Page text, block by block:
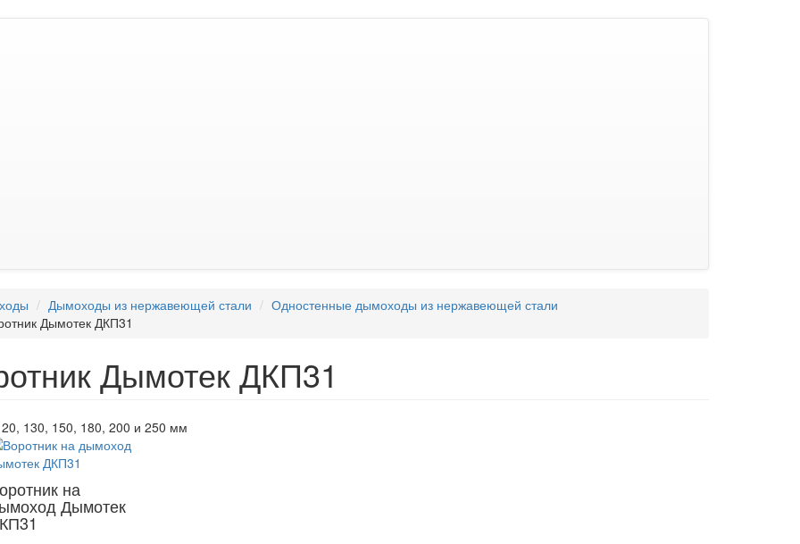
Дымоходы из нержавеющей стали
Одностенные дымоходы из нержавеющей стали
Дымотек ДКП31
Дымотек ДКП31
130, 150, 180, 200 и 250 мм
на
Дымотек